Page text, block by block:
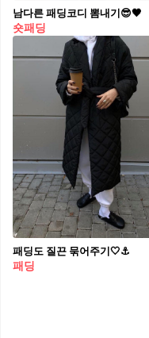
남다른 패딩코디 뽐내기😎🖤
숏패딩
패딩도 질끈 묶어주기🤍⚓️
패딩